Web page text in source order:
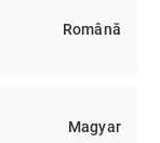
Română
Magyar